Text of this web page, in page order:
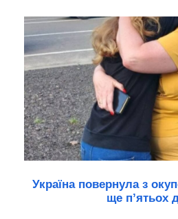
Україна повернула з
ще п’ятьох